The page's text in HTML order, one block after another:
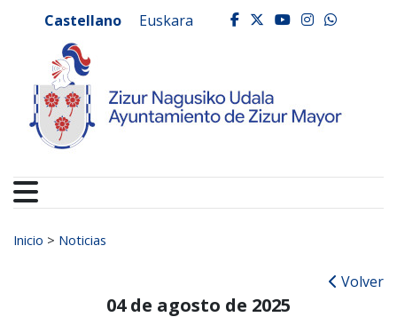
Ayuntamiento de
Castellano Euskara facebook
twitter
youtube
Buscar:
Inicio > Noticias
Volver
04 de agosto de 2025